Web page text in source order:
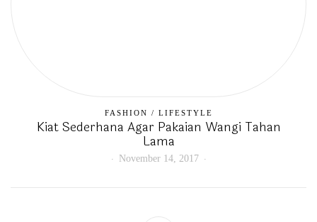
FASHION / LIFESTYLE
Kiat Sederhana Agar Pakaian Wangi Tahan
Lama
November 14, 2017